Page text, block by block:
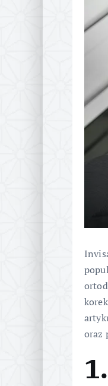
oraz